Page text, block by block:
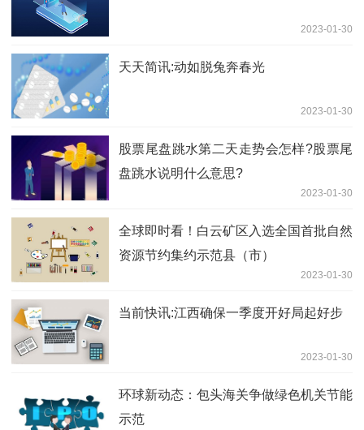
2023-01-30
天天简讯:动如脱兔奔春光
2023-01-30
股票尾盘跳水第二天走势会怎样?股票尾
盘跳水说明什么意思?
2023-01-30
全球即时看！白云矿区入选全国首批自然
资源节约集约示范县（市）
2023-01-30
当前快讯:江西确保一季度开好局起好步
2023-01-30
环球新动态：包头海关争做绿色机关节能
示范